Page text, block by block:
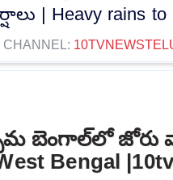
| Heavy rains to
CHANNEL:
బెంగాల్‌లో జోరు
Bengal